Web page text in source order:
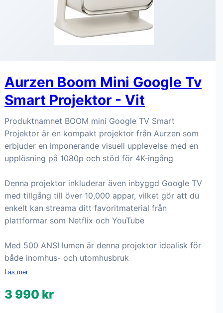
Aurzen Boom Mini Google Tv
Smart Projektor - Vit
Produktnamnet BOOM mini Google TV Smart
Projektor är en kompakt projektor från Aurzen som
erbjuder en imponerande visuell upplevelse med en
upplösning på 1080p och stöd för 4K-ingång
Denna projektor inkluderar även inbyggd Google TV
med tillgång till över 10,000 appar, vilket gör att du
enkelt kan streama ditt favoritmaterial från
plattformar som Netflix och YouTube
Med 500 ANSI lumen är denna projektor idealisk för
både inomhus- och utomhusbruk
Läs mer
3 990 kr